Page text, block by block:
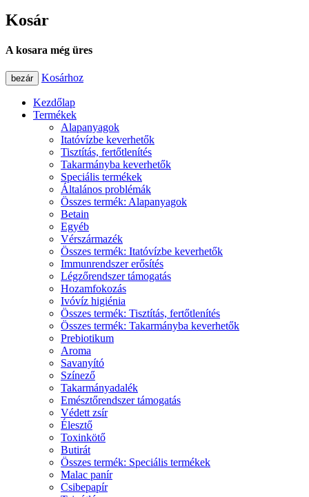
Kosár
A kosara még üres
bezár Kosárhoz
Kezdőlap
Termékek
Alapanyagok
Itatóvízbe keverhetők
Tisztítás, fertőtlenítés
Takarmányba keverhetők
Speciális termékek
Általános problémák
Összes termék: Alapanyagok
Betain
Egyéb
Vérszármazék
Összes termék: Itatóvízbe keverhetők
Immunrendszer erősítés
Légzőrendszer támogatás
Hozamfokozás
Ivóvíz higiénia
Összes termék: Tisztítás, fertőtlenítés
Összes termék: Takarmányba keverhetők
Prebiotikum
Aroma
Savanyító
Színező
Takarmányadalék
Emésztőrendszer támogatás
Védett zsír
Élesztő
Toxinkötő
Butirát
Összes termék: Speciális termékek
Malac panír
Csibepapír